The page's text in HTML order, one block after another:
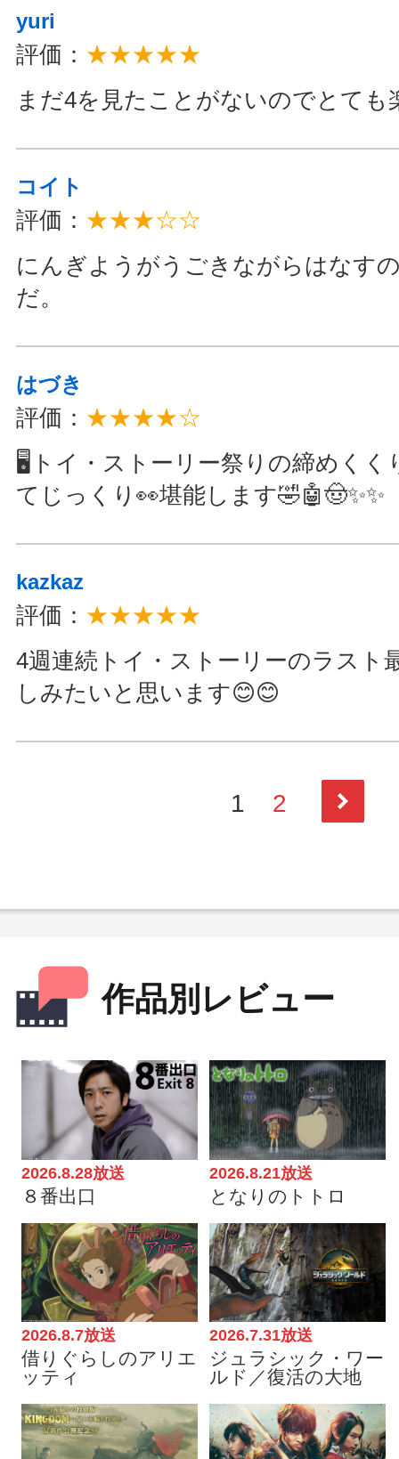
yuri
評価： ★★★★★
まだ4を見たことがないのでとても
コイト
評価： ★★★☆☆
にんぎようがうごきながらはなす
だ。
はづき
評価： ★★★★☆
🖥️トイ・ストーリー祭りの締めくく
てじっくり👀堪能します🤣🤖🤠✨✨
kazkaz
評価： ★★★★★
4週連続トイ・ストーリーのラスト
しみたいと思います😊😊
1 2
作品別レビュー
2026.8.28放送
８番出口
2026.8.21放送
となりのトトロ
2026.8.7放送
借りぐらしのアリエ
ッティ
2026.7.31放送
ジュラシック・ワー
ルド／復活の大地